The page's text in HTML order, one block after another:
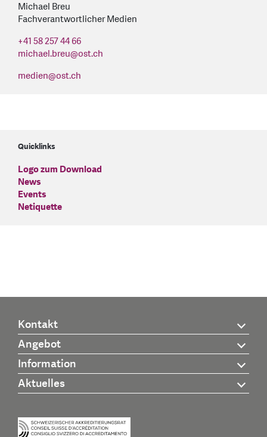
Michael Breu
Fachverantwortlicher Medien
+41 58 257 44 66
michael.breu@ost.ch
medien@ost.ch
Quicklinks
Logo zum Download
News
Events
Netiquette
Kontakt
Angebot
Information
Aktuelles